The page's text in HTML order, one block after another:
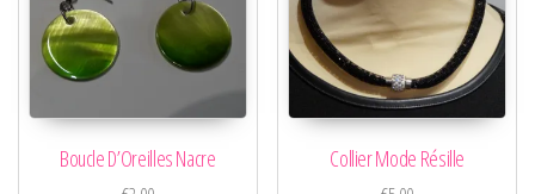
Boucle D’Oreilles Nacre Collier Mode Résille